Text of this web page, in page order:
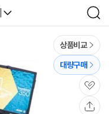
검
색
상품비교
대량구매
관
심